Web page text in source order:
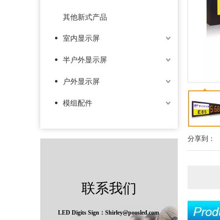
其他新式产品
室内显示屏
半户外显示屏
户外显示屏
模组配件
联系我们
LED Digits Sign：Shirley@poosled.com
分享到：